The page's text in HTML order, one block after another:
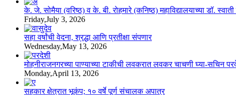
के. जे. सोमैया (वरिष्ठ) व के. बी. रोहमारे (कनिष्ठ) महाविद्यालयाच्या डॉ.
Friday,July 3, 2026
सहा वर्षांची वेदना, श्रद्धा आणि प्रतीक्षा संपणार
Wednesday,May 13, 2026
मोहनीराजनगरच्या पाण्याच्या टाकीची लवकरात लवकर चाचणी घ्या-सचिन
Monday,April 13, 2026
सहकार क्षेत्रात भूकंप; १० वर्षे पूर्ण संचालक अपात्र